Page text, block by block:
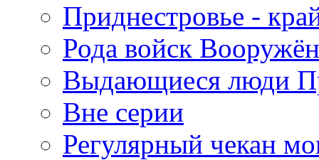
Приднестровье -
Рода войск
Выдающиеся люди
Вне серии
Регулярный чекан